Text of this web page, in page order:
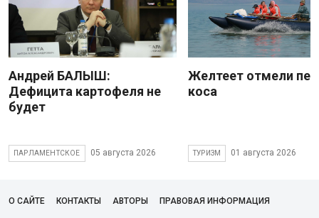
Андрей БАЛЫШ:
Дефицита картофеля не
будет
ПАРЛАМЕНТСКОЕ 05 августа 2026
Желтеет отмели
коса
ТУРИЗМ 01 августа 2026
О САЙТЕ КОНТАКТЫ АВТОРЫ ПРАВОВАЯ ИНФОРМАЦИЯ